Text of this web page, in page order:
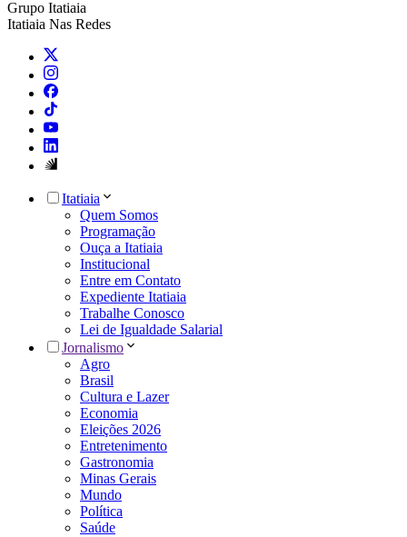
Grupo Itatiaia
Itatiaia Nas Redes
Itatiaia
Quem Somos
Programação
Ouça a Itatiaia
Institucional
Entre em Contato
Expediente Itatiaia
Trabalhe Conosco
Lei de Igualdade Salarial
Jornalismo
Agro
Brasil
Cultura e Lazer
Economia
Eleições 2026
Entretenimento
Gastronomia
Minas Gerais
Mundo
Política
Saúde